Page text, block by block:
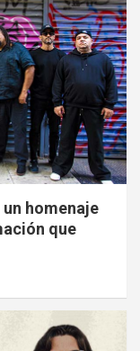
un homenaje
que